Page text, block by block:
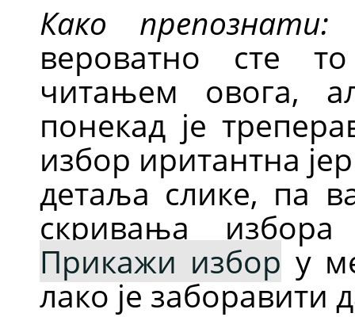
Како препознати:
вероватно сте
читањем овога,
понекад је
избор иритантна
детаља слике, па
скривања
Прикажи избор у
лако је заборавити